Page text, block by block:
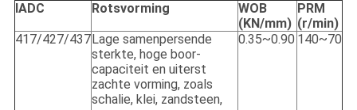
IADC Rotsvorming
WOB
(KN/mm)
PRM
(r/min)
417/427/437 Lage samenpersende
sterkte, hoge boor-
capaciteit en uiterst
zachte vorming, zoals
schalie, klei, zandsteen,
0.35~0.90 140~70